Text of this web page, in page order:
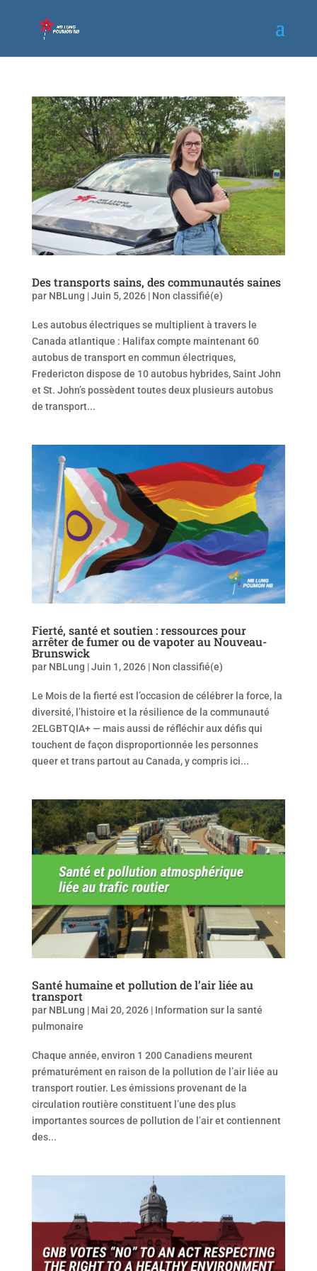
Des transports sains, des communautés saines
par NBLung |Juin 5, 2026| Non classifié(e)
Les autobus électriques se multiplient à travers le
Canada atlantique : Halifax compte maintenant 60
autobus de transport en commun électriques,
Fredericton dispose de 10 autobus hybrides, Saint John
et St. John’s possèdent toutes deux plusieurs autobus
de transport...
Fierté, santé et soutien : ressources pour
arrêter de fumer ou de vapoter au Nouveau-
Brunswick
par NBLung |Juin 1, 2026| Non classifié(e)
Le Mois de la fierté est l’occasion de célébrer la force, la
diversité, l’histoire et la résilience de la communauté
2ELGBTQIA+ — mais aussi de réfléchir aux défis qui
touchent de façon disproportionnée les personnes
queer et trans partout au Canada, y compris ici...
Santé humaine et pollution de l’air liée au
transport
par NBLung | Mai 20, 2026| Information sur la santé
pulmonaire
Chaque année, environ 1 200 Canadiens meurent
prématurément en raison de la pollution de l’air liée au
transport routier. Les émissions provenant de la
circulation routière constituent l’une des plus
importantes sources de pollution de l’air et contiennent
des...